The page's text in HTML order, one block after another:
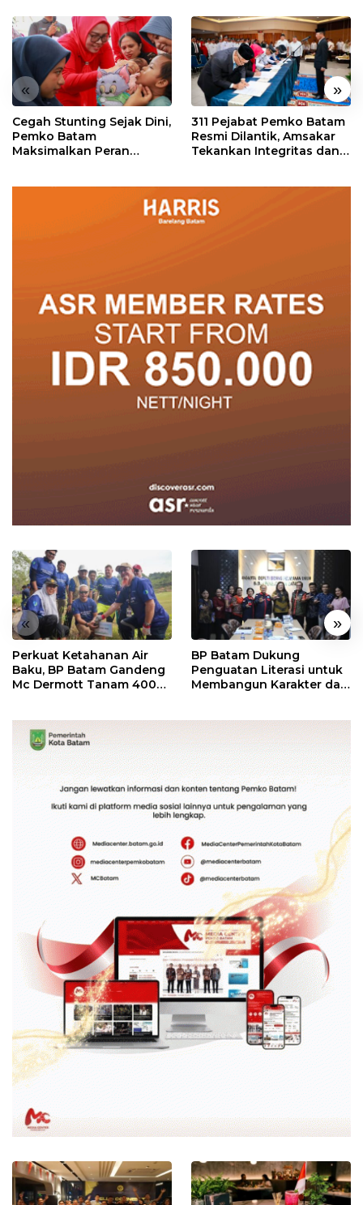
« »
Cegah Stunting Sejak Dini,
Pemko Batam
Maksimalkan Peran
311 Pejabat Pemko Batam
Resmi Dilantik, Amsakar
Tekankan Integritas dan
« »
Perkuat Ketahanan Air
Baku, BP Batam Gandeng
Mc Dermott Tanam 400
BP Batam Dukung
Penguatan Literasi untuk
Membangun Karakter dan